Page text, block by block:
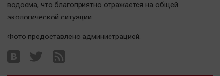
водоёма, что благоприятно отражается на общей
экологической ситуации.
Фото предоставлено администрацией.